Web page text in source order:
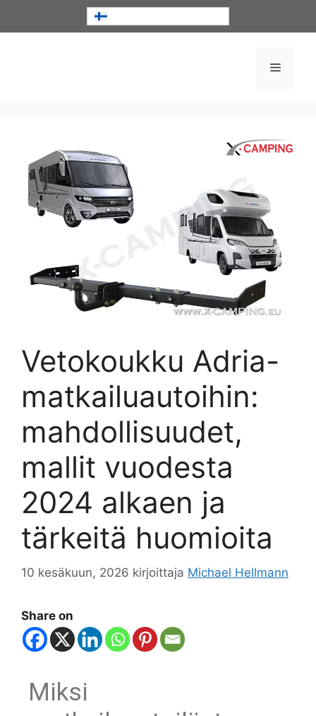
Vetokoukku Adria-
matkailuautoihin:
mahdollisuudet,
mallit vuodesta
2024 alkaen ja
tärkeitä huomioita
10 kesäkuun, 2026 kirjoittaja Michael Hellmann
Share on
Miksi